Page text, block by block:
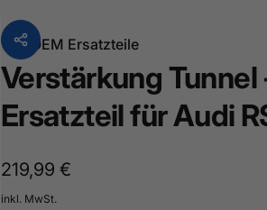
VonOEM Ersatzteile
Verstärkung
Ersatzteil für Audi
Normaler
Preis
219,99 €
inkl. MwSt.